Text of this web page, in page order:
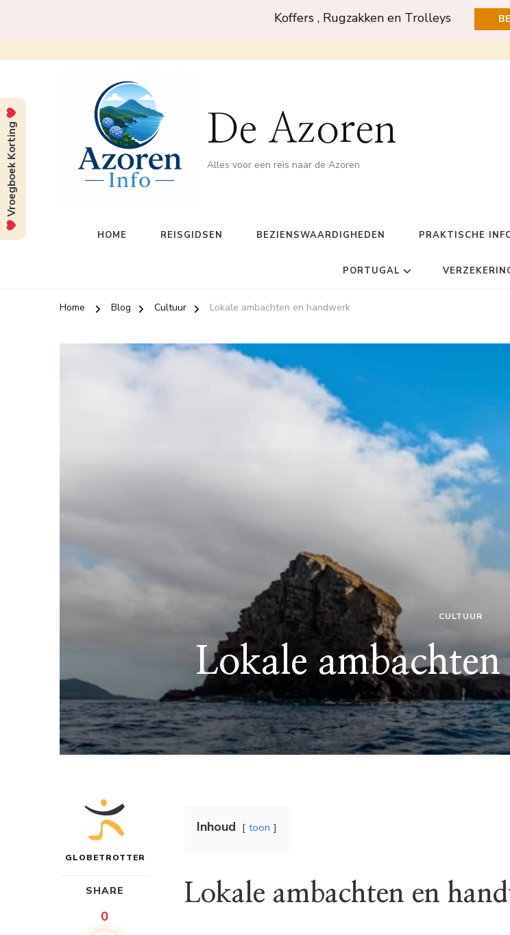
Koffers , Rugzakken en Trolleys
De Azoren
Alles voor een reis naar de Azoren
HOME REISGIDSEN BEZIENSWAARDIGHEDEN PRAKTISCHE
PORTUGAL
Home Blog Cultuur Lokale ambachten en handwerk
CULTUUR
Lokale
GLOBETROTTER
SHARE
0
Inhoud toon
Lokale ambachten en
Vroegboek Korting